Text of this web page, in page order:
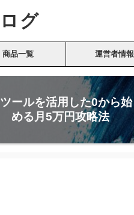
グ
商品一覧 運営者情報
ールを活用した0から始
める月5万円攻略法